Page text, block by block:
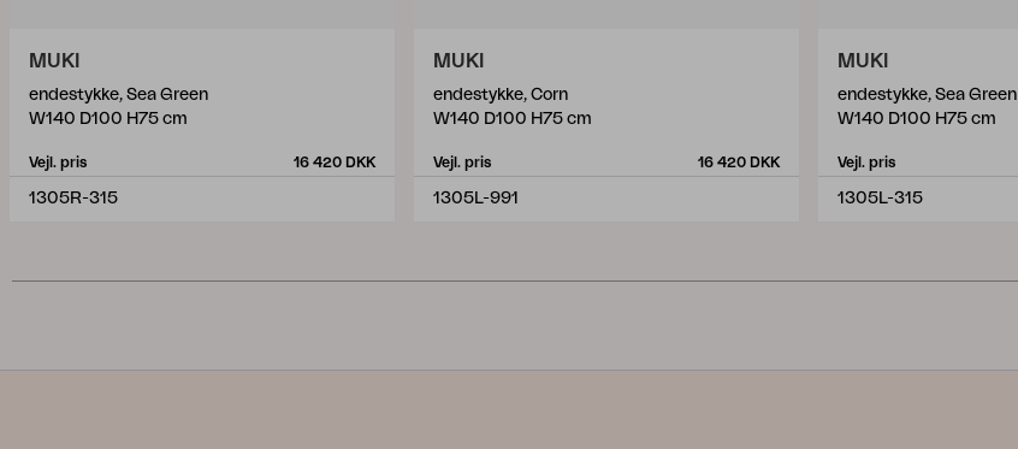
MUKI
endestykke, Sea Green
W140 D100 H75 cm
Vejl. pris 16 420 DKK
1305R-315
MUKI
endestykke, Corn
W140 D100 H75 cm
Vejl. pris 16 420 DKK
1305L-991
MUKI
endestykke, Sea Green
W140 D100 H75 cm
Vejl. pris
1305L-315